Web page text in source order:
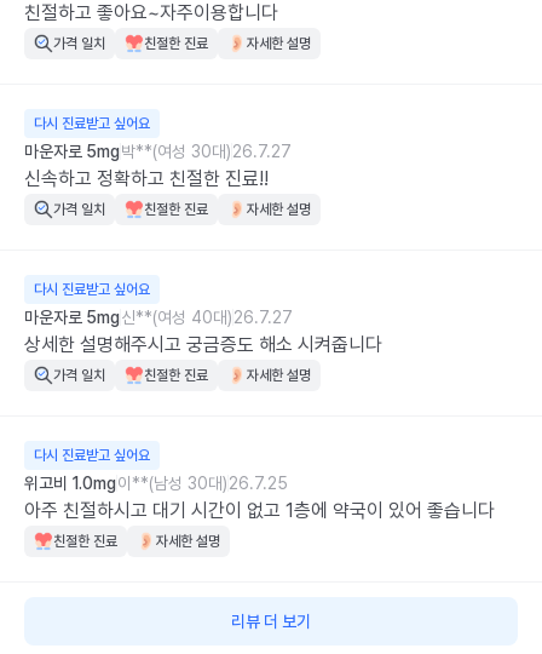
친절하고 좋아요~자주이용합니다
가격 일치 친절한 진료 자세한 설명
다시 진료받고 싶어요
마운자로 5mg박**(여성 30대)26.7.27
신속하고 정확하고 친절한 진료!!
가격 일치 친절한 진료 자세한 설명
다시 진료받고 싶어요
마운자로 5mg신**(여성 40대)26.7.27
상세한 설명해주시고 궁금증도 해소 시켜줍니다
가격 일치 친절한 진료 자세한 설명
다시 진료받고 싶어요
위고비 1.0mg이**(남성 30대)26.7.25
아주 친절하시고 대기 시간이 없고 1층에 약국이 있어 좋습니다
친절한 진료 자세한 설명
리뷰 더 보기